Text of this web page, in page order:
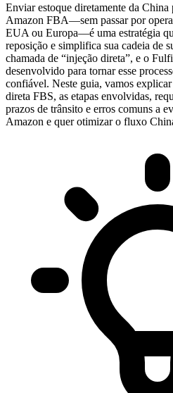
Enviar estoque diretamente da
Amazon FBA—sem passar por
EUA ou Europa—é uma estratégia
reposição e simplifica sua cadeia de
chamada de “injeção direta”, e o
desenvolvido para tornar esse
confiável. Neste guia, vamos
direta FBS, as etapas envolvidas,
prazos de trânsito e erros comuns a
Amazon e quer otimizar o fluxo